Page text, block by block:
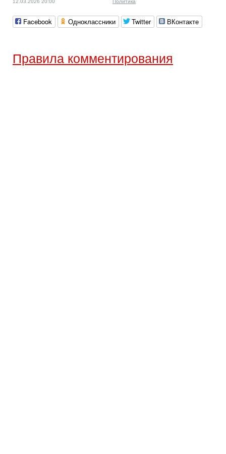
12.03.2026 20:00 Политика
Facebook Одноклассники Twitter ВКонтакте
Правила комментирования